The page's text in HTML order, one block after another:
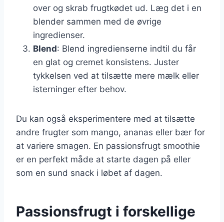
over og skrab frugtkødet ud. Læg det i en
blender sammen med de øvrige
ingredienser.
Blend: Blend ingredienserne indtil du får
en glat og cremet konsistens. Juster
tykkelsen ved at tilsætte mere mælk eller
isterninger efter behov.
Du kan også eksperimentere med at tilsætte
andre frugter som mango, ananas eller bær for
at variere smagen. En passionsfrugt smoothie
er en perfekt måde at starte dagen på eller
som en sund snack i løbet af dagen.
Passionsfrugt i forskellige